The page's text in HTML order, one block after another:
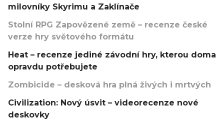
milovníky Skyrimu a Zaklínače
Stolní RPG Zapovězené země – recenze české
verze hry světového formátu
Heat – recenze jediné závodní hry, kterou doma
opravdu potřebujete
Zombicide – desková hra plná živých i mrtvých
Civilization: Nový úsvit – videorecenze nové
deskovky